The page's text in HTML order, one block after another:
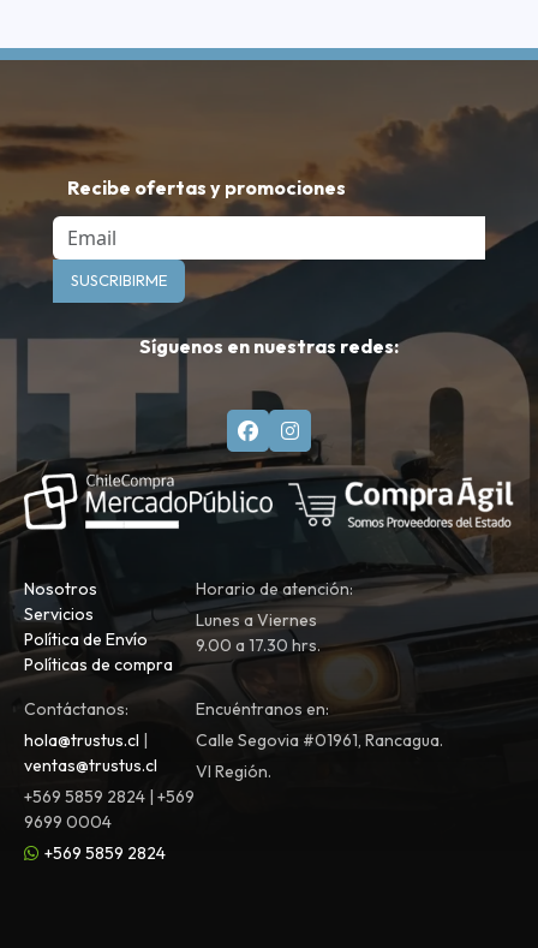
Recibe ofertas y promociones
Email
SUSCRIBIRME
Síguenos en nuestras redes:
Nosotros
Servicios
Política de Envío
Políticas de compra
Horario de atención:
Lunes a Viernes
9.00 a 17.30 hrs.
Contáctanos:
hola@trustus.cl |
ventas@trustus.cl
+569 5859 2824 | +569
9699 0004
+569 5859 2824
Encuéntranos en:
Calle Segovia #01961, Rancagua.
VI Región.